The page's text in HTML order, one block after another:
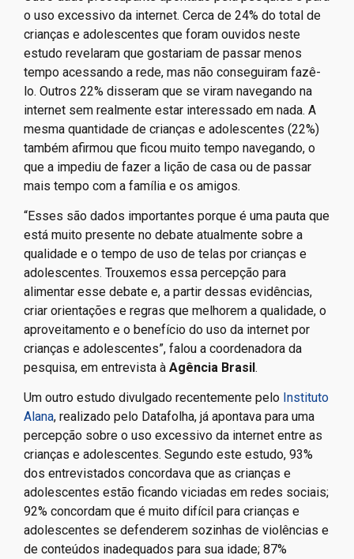
o uso excessivo da internet. Cerca de 24% do total de
crianças e adolescentes que foram ouvidos neste
estudo revelaram que gostariam de passar menos
tempo acessando a rede, mas não conseguiram fazê-
lo. Outros 22% disseram que se viram navegando na
internet sem realmente estar interessado em nada. A
mesma quantidade de crianças e adolescentes (22%)
também afirmou que ficou muito tempo navegando, o
que a impediu de fazer a lição de casa ou de passar
mais tempo com a família e os amigos.
“Esses são dados importantes porque é uma pauta que
está muito presente no debate atualmente sobre a
qualidade e o tempo de uso de telas por crianças e
adolescentes. Trouxemos essa percepção para
alimentar esse debate e, a partir dessas evidências,
criar orientações e regras que melhorem a qualidade, o
aproveitamento e o benefício do uso da internet por
crianças e adolescentes”, falou a coordenadora da
pesquisa, em entrevista à Agência Brasil.
Um outro estudo divulgado recentemente pelo Instituto
Alana, realizado pelo Datafolha, já apontava para uma
percepção sobre o uso excessivo da internet entre as
crianças e adolescentes. Segundo este estudo, 93%
dos entrevistados concordava que as crianças e
adolescentes estão ficando viciadas em redes sociais;
92% concordam que é muito difícil para crianças e
adolescentes se defenderem sozinhas de violências e
de conteúdos inadequados para sua idade; 87%